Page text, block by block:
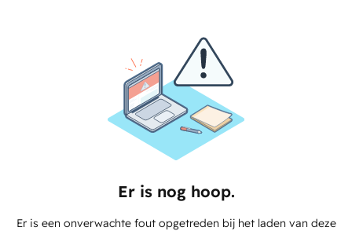
Er is nog hoop.
Er is een onverwachte fout opgetreden bij het laden van deze